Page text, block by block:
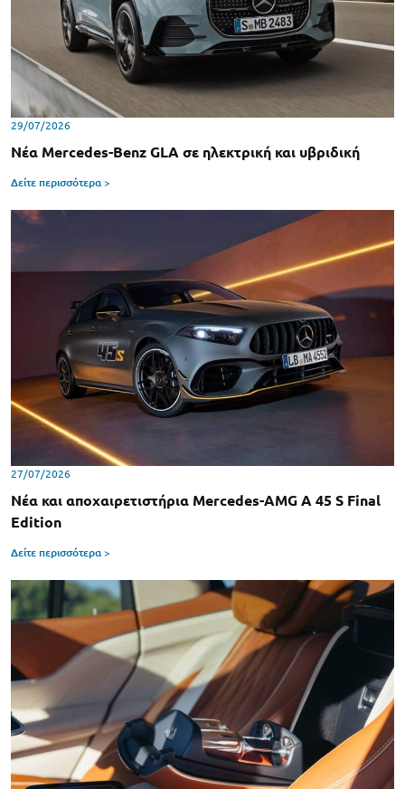
29/07/2026
Νέα Mercedes-Benz GLA σε ηλεκτρική και υβριδική
Δείτε περισσότερα >
27/07/2026
Νέα και αποχαιρετιστήρια Mercedes-AMG A 45 S Final
Edition
Δείτε περισσότερα >